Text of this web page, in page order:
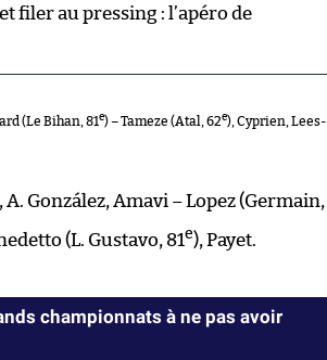
filer au pressing : l’apéro de
(Le Bihan, 81e) – Tameze (Atal, 62e), Cyprien, Lees-
González, Amavi – Lopez (Germain,
(L. Gustavo, 81e), Payet.
championnats à ne pas avoir